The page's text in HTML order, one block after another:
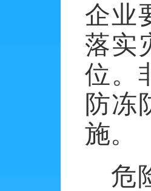
企业
落实
位。
防冻
施。
危